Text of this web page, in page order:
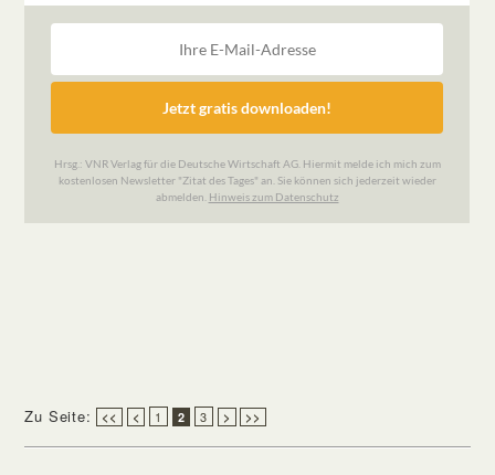
Zu Seite: << < 1 2 3 > >>